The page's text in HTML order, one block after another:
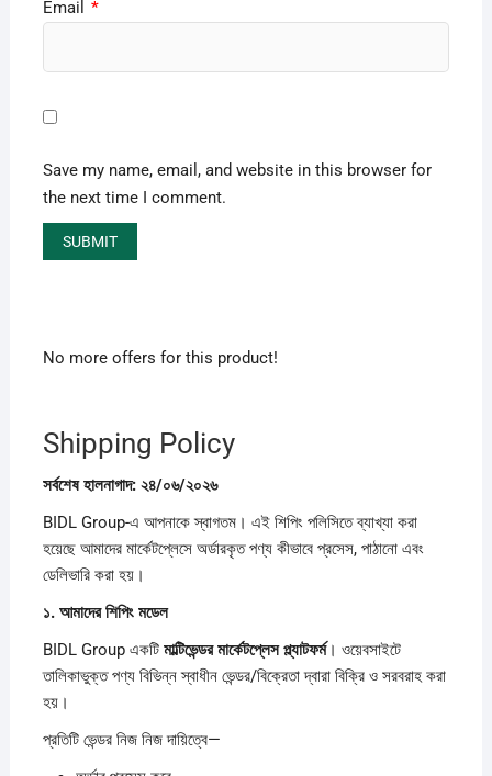
Email *
Save my name, email, and website in this browser for
the next time I comment.
No more offers for this product!
Shipping Policy
সর্বশেষহালনাগাদ: ২৪/০৬/২০২৬
BIDL Group-এ আপনাকে স্বাগতম। এই শিপিং পলিসিতে ব্যাখ্যা করা
হয়েছে আমাদের মার্কেটপ্লেসে অর্ডারকৃত পণ্য কীভাবে প্রসেস, পাঠানো এবং
ডেলিভারি করা হয়।
১. আমাদেরশিপিং মডেল
BIDL Group একটি মাল্টিভেন্ডরমার্কেটপ্লেসপ্ল্যাটফর্ম। ওয়েবসাইটে
তালিকাভুক্ত পণ্য বিভিন্ন স্বাধীন ভেন্ডর/বিক্রেতা দ্বারা বিক্রি ও সরবরাহ করা
হয়।
প্রতিটি ভেন্ডর নিজ নিজ দায়িত্বে—